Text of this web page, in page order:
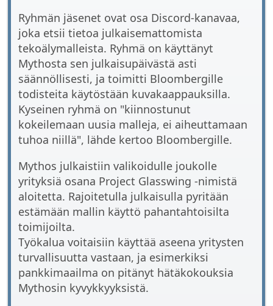
Ryhmän jäsenet ovat osa Discord-kanavaa,
joka etsii tietoa julkaisemattomista
tekoälymalleista. Ryhmä on käyttänyt
Mythosta sen julkaisupäivästä asti
säännöllisesti, ja toimitti Bloombergille
todisteita käytöstään kuvakaappauksilla.
Kyseinen ryhmä on "kiinnostunut
kokeilemaan uusia malleja, ei aiheuttamaan
tuhoa niillä", lähde kertoo Bloombergille.
Mythos julkaistiin valikoidulle joukolle
yrityksiä osana Project Glasswing -nimistä
aloitetta. Rajoitetulla julkaisulla pyritään
estämään mallin käyttö pahantahtoisilta
toimijoilta.
Työkalua voitaisiin käyttää aseena yritysten
turvallisuutta vastaan, ja esimerkiksi
pankkimaailma on pitänyt hätäkokouksia
Mythosin kyvykkyyksistä.